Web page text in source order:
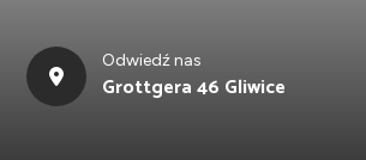
Odwiedź nas
Grottgera 46 Gliwice